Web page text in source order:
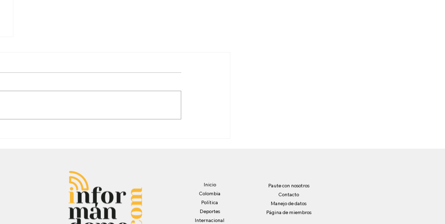
Inicio
Colombia
Política
Deportes
Internacional
Paute con nosotros
Contacto
Manejo de datos
Página de miembros